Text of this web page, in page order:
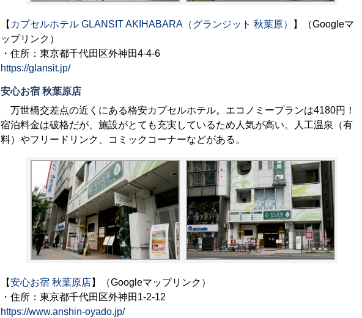
【 カプセルホテル GLANSIT AKIHABARA（グランジット 秋葉原）
】（Googleマ
ップリンク）
・住所：東京都千代田区外神田4-4-6
https://glansit.jp/
安心お宿 秋葉原店
万世橋交差点の近くにある格安カプセルホテル。エコノミープランは4180円！
宿泊料金は破格だが、施設がとても充実しているため人気が高い。人工温泉（有
料）やフリードリンク、コミックコーナーなどがある。
【安心お宿 秋葉原店】（Googleマップリンク）
・住所：東京都千代田区外神田1-2-12
https://www.anshin-oyado.jp/